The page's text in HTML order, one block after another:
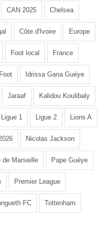
CAN 2025 Chelsea
Côte d'Ivoire Europe
Foot local France
Idrissa Gana Guèye
Jaraaf Kalidou Koulibaly
Ligue 1 Ligue 2 Lions A
Nicolas Jackson
de Marseille Pape Guèye
Premier League
FC Tottenham